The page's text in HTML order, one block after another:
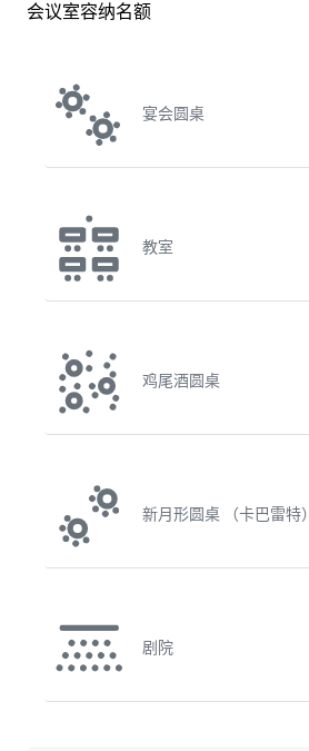
会议室容纳名额
宴会圆桌
教室
鸡尾酒圆桌
新月形圆桌 （卡巴雷特）
剧院